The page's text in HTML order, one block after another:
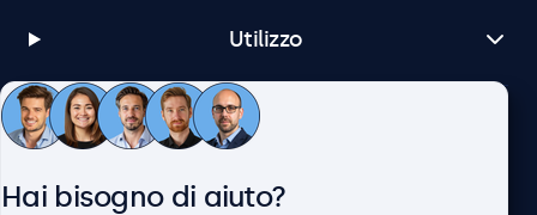
Utilizzo
Servizio Clienti
Hai bisogno di aiuto?